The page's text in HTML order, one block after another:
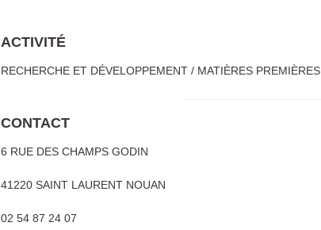
ACTIVITÉ
RECHERCHE ET DÉVELOPPEMENT / MATIÈRES PREMIÈRES
CONTACT
6 RUE DES CHAMPS GODIN
41220 SAINT LAURENT NOUAN
02 54 87 24 07